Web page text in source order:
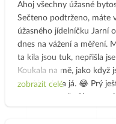
Ahoj všechny úžasné
Sečteno podtrženo, máte
úžasného jídelníčku Jarní
dnes na vážení a měření.
ta kila jsou tuk, nepřišla
Koukala na mě, jako když
na ni koukala já. 😂 Prý
zobrazit celé